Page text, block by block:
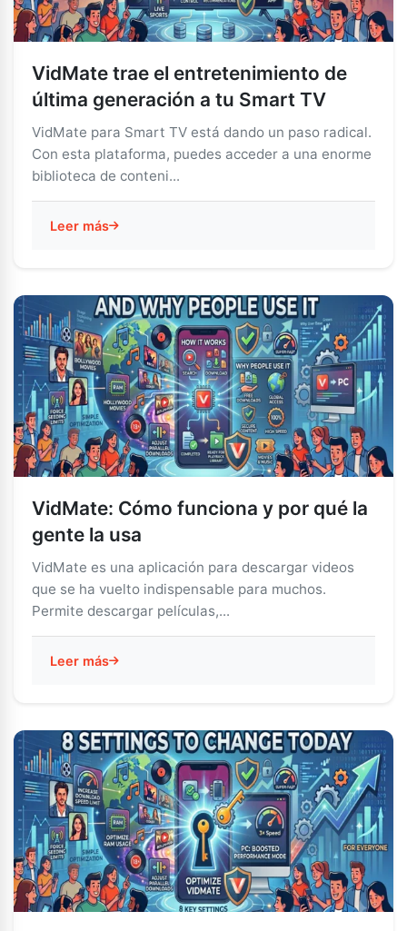
VidMate trae el entretenimiento de
última generación a tu Smart TV
VidMate para Smart TV está dando un paso radical.
Con esta plataforma, puedes acceder a una enorme
biblioteca de conteni...
Leer más
VidMate: Cómo funciona y por qué la
gente la usa
VidMate es una aplicación para descargar videos
que se ha vuelto indispensable para muchos.
Permite descargar películas,...
Leer más